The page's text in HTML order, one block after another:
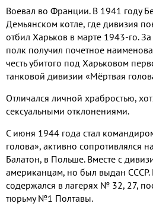
Воевал во Франции. В 1941 году
Демьянском котле, где дивизия
отбил Харьков в марте 1943-го.
полк получил почетное
честь убитого под Харьковом
танковой дивизии «Мёртвая
Отличался личной храбростью,
сексуальными отклонениями.
С июня 1944 года стал
голова», активно сопротивлялся
Балатон, в Польше. Вместе с
американцам, но был выдан СССР.
содержался в лагерях № 32, 27,
тюрьму №1 Полтавы.